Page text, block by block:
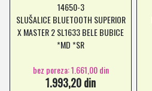
14650-3
SLUŠALICE BLUETOOTH SUPERIOR
X MASTER 2 SL1633 BELE BUBICE
*MD *SR
bez poreza: 1.661,00 din
1.993,20 din